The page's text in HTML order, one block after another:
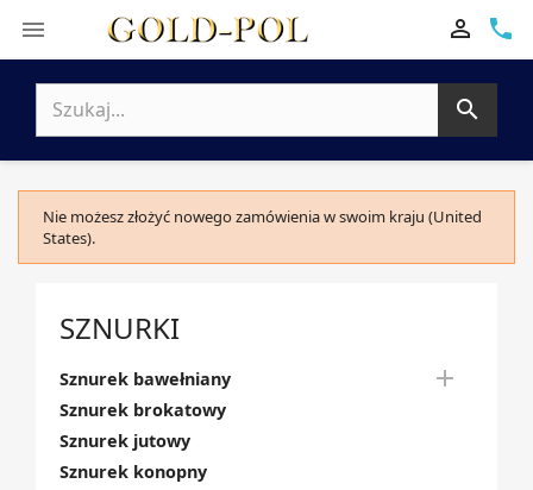
 phone


Nie możesz złożyć nowego zamówienia w swoim kraju (United
States).
SZNURKI
Sznurek bawełniany 
Sznurek brokatowy
Sznurek jutowy
Sznurek konopny